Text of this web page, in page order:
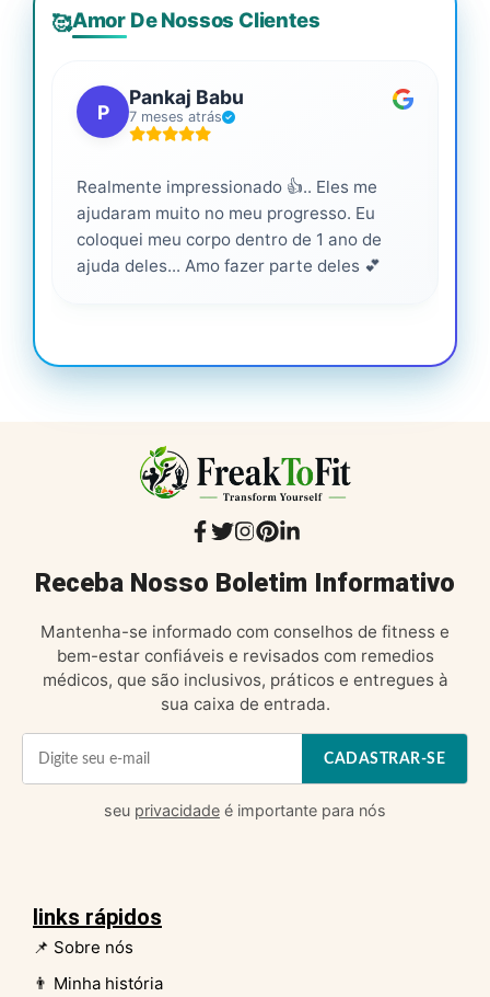
🥰Amor De Nossos Clientes
P
Pankaj Babu
7 meses atrás
Realmente impressionado 👍.. Eles me
ajudaram muito no meu progresso. Eu
coloquei meu corpo dentro de 1 ano de
ajuda deles... Amo fazer parte deles 💕
Receba Nosso Boletim Informativo
Mantenha-se informado com conselhos de fitness e
bem-estar confiáveis e revisados com remedios
médicos, que são inclusivos, práticos e entregues à
sua caixa de entrada.
CADASTRAR-SE
seu privacidade é importante para nós
links rápidos
📌 Sobre nós
👨 Minha história